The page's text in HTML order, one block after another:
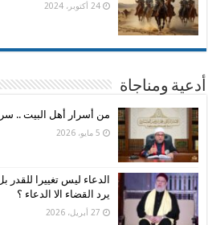
24 أكتوبر، 2024
أدعية ومناجاة
من أسرار أهل البيت .. سر
5 مايو، 2026
الدعاء ليس تغييرا
يرد القضاء الا الدعاء ؟
27 أبريل، 2026